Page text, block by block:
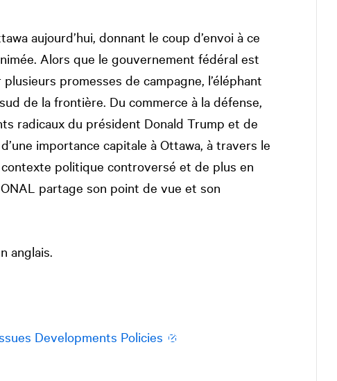
aujourd’hui, donnant le coup d’envoi à ce
Alors que le gouvernement fédéral est
promesses de campagne, l’éléphant
de la frontière. Du commerce à la défense,
radicaux du président Donald Trump et de
importance capitale à Ottawa, à travers le
politique controversé et de plus en
partage son point de vue et son
anglais.
Developments Policies